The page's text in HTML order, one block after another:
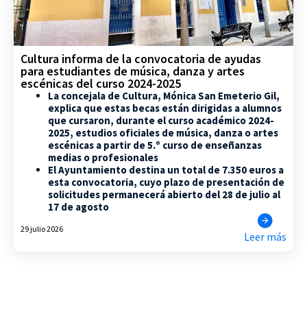
Cultura informa de la convocatoria de ayudas
para estudiantes de música, danza y artes
escénicas del curso 2024-2025
La concejala de Cultura, Mónica San Emeterio Gil,
explica que estas becas están dirigidas a alumnos
que cursaron, durante el curso académico 2024-
2025, estudios oficiales de música, danza o artes
escénicas a partir de 5.º curso de enseñanzas
medias o profesionales
El Ayuntamiento destina un total de 7.350 euros a
esta convocatoria, cuyo plazo de presentación de
solicitudes permanecerá abierto del 28 de julio al
17 de agosto
29 julio 2026
Leer más